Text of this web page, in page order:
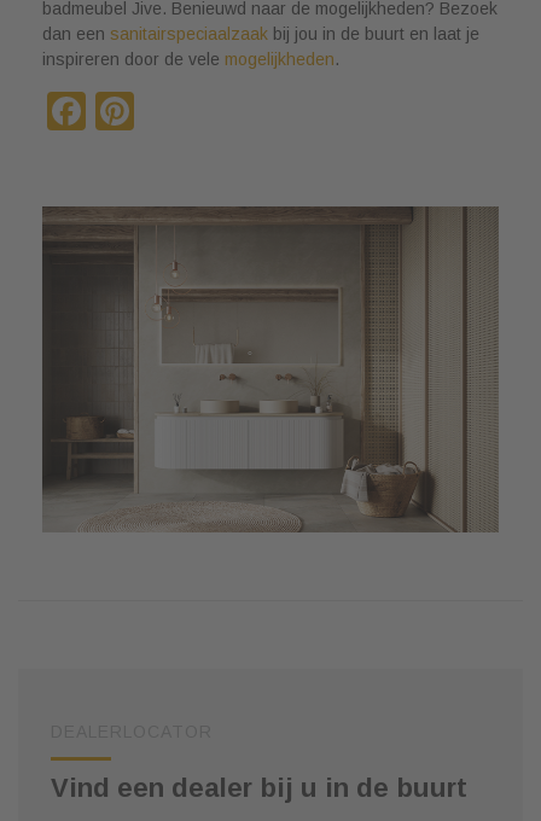
badmeubel Jive. Benieuwd naar de mogelijkheden? Bezoek
dan een sanitairspeciaalzaak bij jou in de buurt en laat je
inspireren door de vele mogelijkheden.
Facebook
Vind een dealer bij u in de buurt